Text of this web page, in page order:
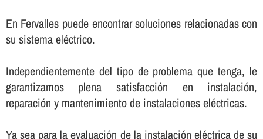
En Fervalles puede encontrar soluciones relacionadas con
su sistema eléctrico.
Independientemente del tipo de problema que tenga, le
garantizamos plena satisfacción en instalación,
reparación y mantenimiento de instalaciones eléctricas.
Ya sea para la evaluación de la instalación eléctrica de su